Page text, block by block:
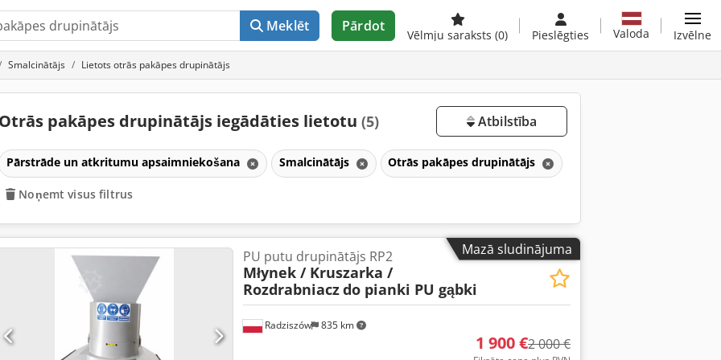
Meklēt Pārdot
Vēlmju saraksts (0) Pieslēgties Valoda Izvēlne
Smalcinātājs Lietots otrās pakāpes drupinātājs
Otrās pakāpes drupinātājs iegādāties lietotu (5) Atbilstība
Pārstrāde un atkritumu apsaimniekošana Smalcinātājs Otrās pakāpes drupinātājs
Noņemt visus filtrus
Mazā sludinājuma
Radziszów 835 km
PU putu drupinātājs RP2
Młynek / Kruszarka /
Rozdrabniaczdo pianki PU gąbki
1 900 €2 000 €